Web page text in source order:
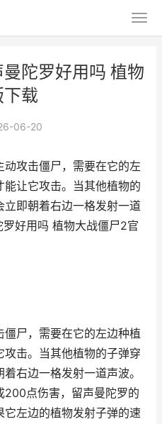
陀罗好用吗 植物
载
06-20
攻击僵尸，需要在它的左
让它攻击。当其他植物的
即朝着右边一格发射一道
好用吗 植物大战僵尸2官
尸，需要在它的左边种植
击。当其他植物的子弹穿
右边一格发射一道声波。
200点伤害，留声曼陀罗的
左边的植物发射子弹的速